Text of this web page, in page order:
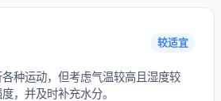
较适宜
种运动，但考虑气温较高且湿度较
，并及时补充水分。